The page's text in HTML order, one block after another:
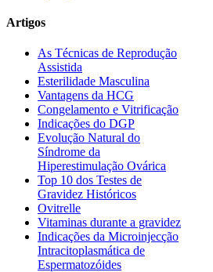
Artigos
As Técnicas de Reprodução
Assistida
Esterilidade Masculina
Vantagens da HCG
Congelamento e Vitrificação
Indicações do DGP
Evolução Natural do
Síndrome da
Hiperestimulação Ovárica
Top 10 dos Testes de
Gravidez Históricos
Ovitrelle
Vitaminas durante a gravidez
Indicações da Microinjecção
Intracitoplasmática de
Espermatozóides